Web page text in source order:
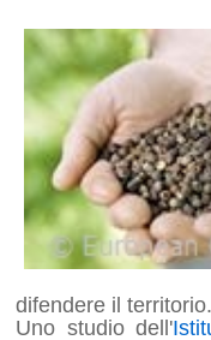
difendere il territorio.
Uno studio dell'